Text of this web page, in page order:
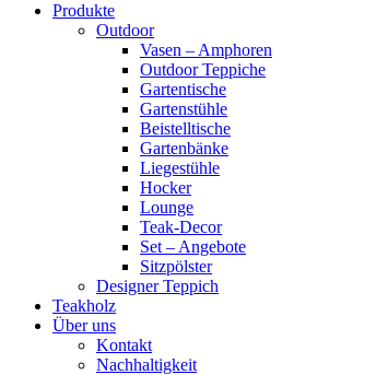
Produkte
Outdoor
Vasen – Amphoren
Outdoor Teppiche
Gartentische
Gartenstühle
Beistelltische
Gartenbänke
Liegestühle
Hocker
Lounge
Teak-Decor
Set – Angebote
Sitzpölster
Designer Teppich
Teakholz
Über uns
Kontakt
Nachhaltigkeit